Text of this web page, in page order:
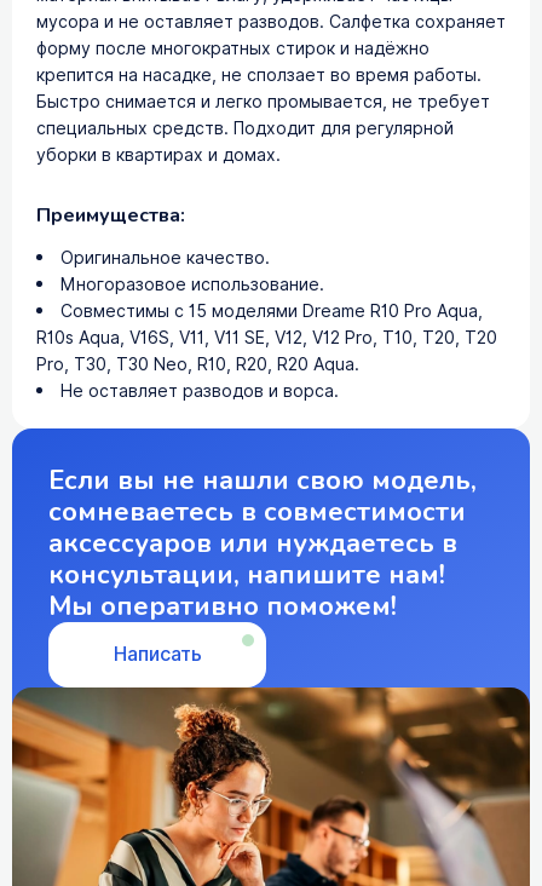
мусора и не оставляет разводов. Салфетка сохраняет
форму после многократных стирок и надёжно
крепится на насадке, не сползает во время работы.
Быстро снимается и легко промывается, не требует
специальных средств. Подходит для регулярной
уборки в квартирах и домах.
Преимущества:
Оригинальное качество.
Многоразовое использование.
Совместимы с 15 моделями Dreame R10 Pro Aqua,
R10s Aqua, V16S, V11, V11 SE, V12, V12 Pro, T10, T20, T20
Pro, T30, T30 Neo, R10, R20, R20 Aqua.
Не оставляет разводов и ворса.
Если вы не нашли свою модель,
сомневаетесь в совместимости
аксессуаров или нуждаетесь в
консультации, напишите нам!
Мы оперативно поможем!
Написать